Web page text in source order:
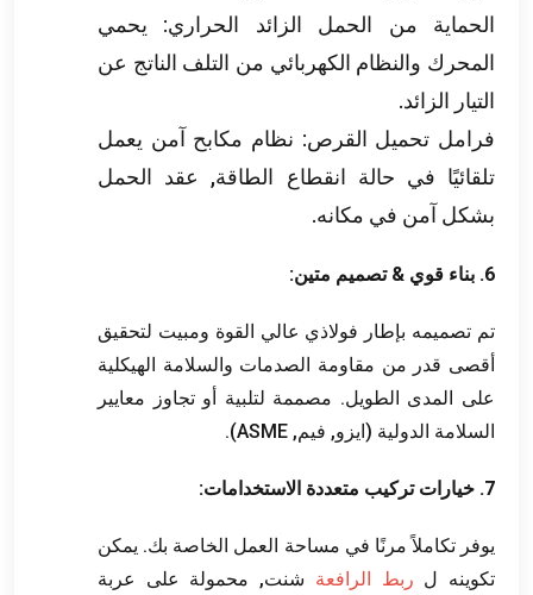
الحماية من الحمل الزائد الحراري: يحمي
المحرك والنظام الكهربائي من التلف الناتج عن
التيار الزائد.
فرامل تحميل القرص: نظام مكابح آمن يعمل
تلقائيًا في حالة انقطاع الطاقة, عقد الحمل
بشكل آمن في مكانه.
6. بناء قوي & تصميم متين:
تم تصميمه بإطار فولاذي عالي القوة ومبيت لتحقيق
أقصى قدر من مقاومة الصدمات والسلامة الهيكلية
على المدى الطويل. مصممة لتلبية أو تجاوز معايير
السلامة الدولية (ايزو, فيم, ASME).
7. خيارات تركيب متعددة الاستخدامات:
يوفر تكاملاً مرنًا في مساحة العمل الخاصة بك. يمكن
تكوينه ل ربط الرافعة شنت, محمولة على عربة